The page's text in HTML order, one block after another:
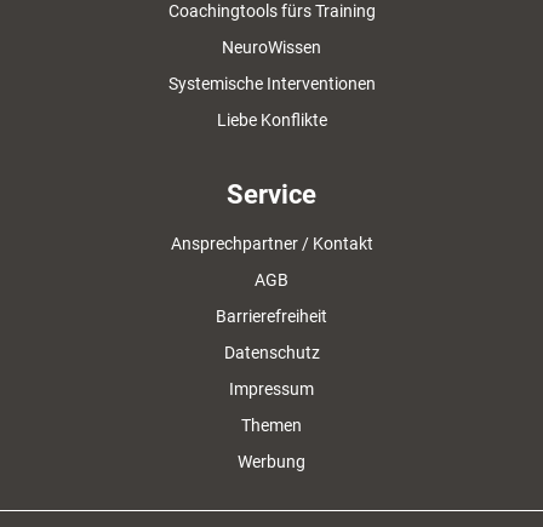
Coachingtools fürs Training
NeuroWissen
Systemische Interventionen
Liebe Konflikte
Service
Ansprechpartner / Kontakt
AGB
Barrierefreiheit
Datenschutz
Impressum
Themen
Werbung